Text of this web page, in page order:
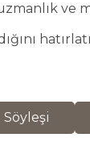
ve
Söyleşi